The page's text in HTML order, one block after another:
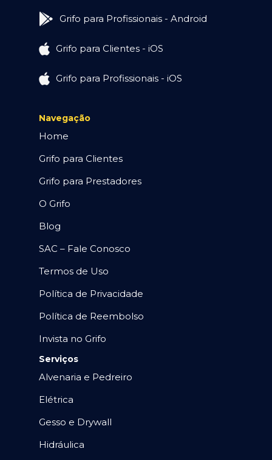
Grifo para Profissionais - Android
Grifo para Clientes - iOS
Grifo para Profissionais - iOS
Navegação
Home
Grifo para Clientes
Grifo para Prestadores
O Grifo
Blog
SAC – Fale Conosco
Termos de Uso
Política de Privacidade
Política de Reembolso
Invista no Grifo
Serviços
Alvenaria e Pedreiro
Elétrica
Gesso e Drywall
Hidráulica